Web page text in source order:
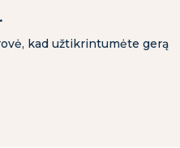
kad užtikrintumėte gerą